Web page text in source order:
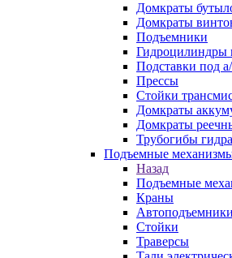
Домкраты
Домкраты
Подъемники
Гидроцилиндры
Подставки под
Прессы
Стойки
Домкраты
Домкраты
Трубогибы
Подъемные
Назад
Подъемные
Краны
Автоподъемники
Стойки
Траверсы